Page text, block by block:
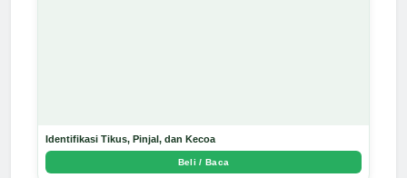
Identifikasi Tikus, Pinjal, dan Kecoa
Beli / Baca